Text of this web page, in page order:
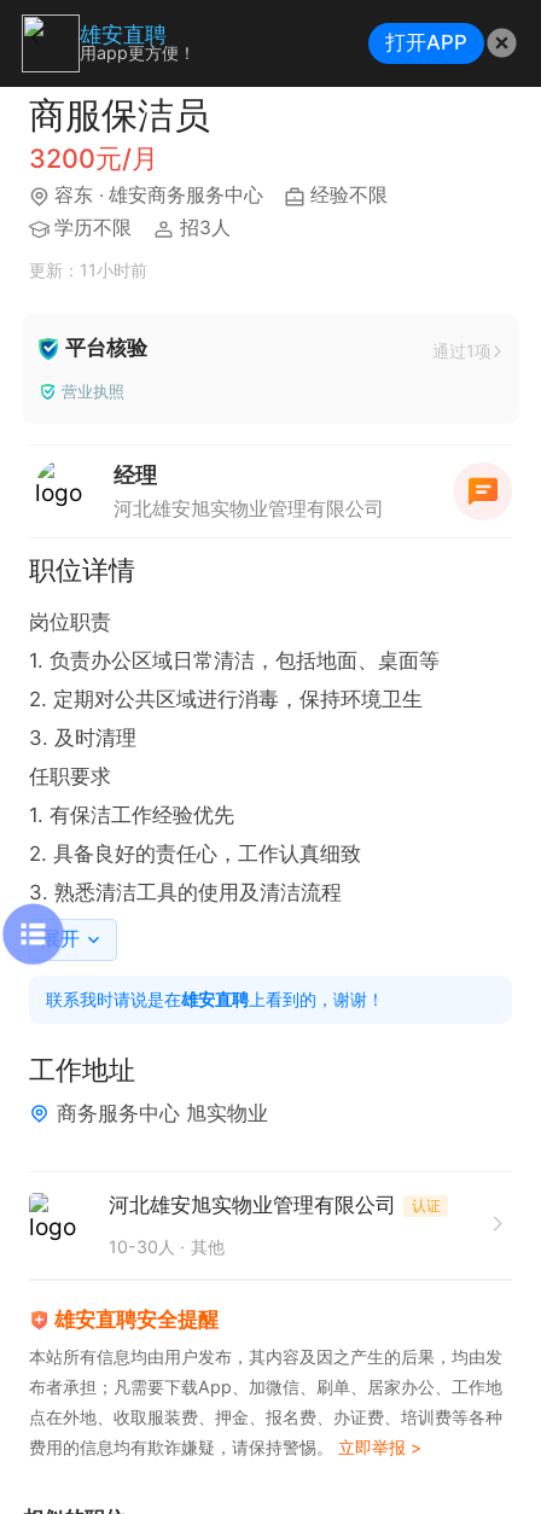
商服保洁员
3200元/月
容东 · 雄安商务服务中心
经验不限
学历不限
招3人
更新：11小时前
平台核验 通过1项
营业执照
经理
河北雄安旭实物业管理有限公司
职位详情
岗位职责
1. 负责办公区域日常清洁，包括地面、桌面等
2. 定期对公共区域进行消毒，保持环境卫生
3. 及时清理
任职要求
1. 有保洁工作经验优先
2. 具备良好的责任心，工作认真细致
3. 熟悉清洁工具的使用及清洁流程
展开
联系我时请说是在雄安直聘 上看到的，谢谢！
工作地址
商务服务中心 旭实物业
河北雄安旭实物业管理有限公司 认证
10-30人 其他
雄安直聘安全提醒
本站所有信息均由用户发布，其内容及因之产生的后果，均由发
布者承担；凡需要下载App、加微信、刷单、居家办公、工作地
点在外地、收取服装费、押金、报名费、办证费、培训费等各种
费用的信息均有欺诈嫌疑，请保持警惕。 立即举报 >
雄安直聘
用app更方便！ 打开APP